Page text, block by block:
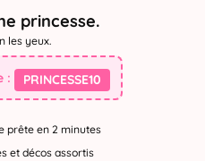
princesse.
les yeux.
: PRINCESSE10
prête en 2 minutes
et décos assortis